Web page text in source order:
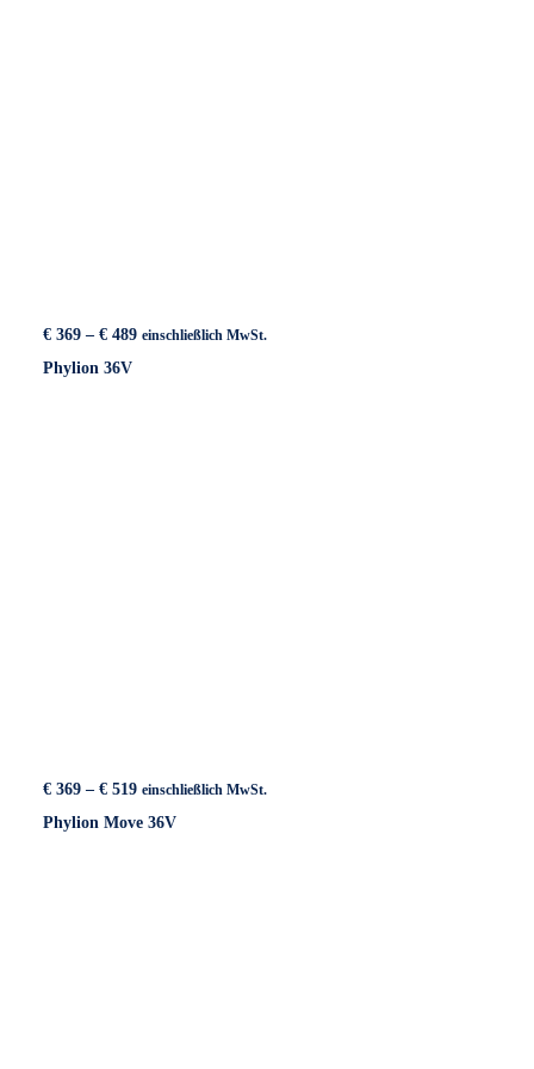
€ 369 – € 489Preisspanne:
einschließlich MwSt.
Phylion 36V
€ 369 – € 519Preisspanne:
bis
einschließlich MwSt.
Phylion Move 36V